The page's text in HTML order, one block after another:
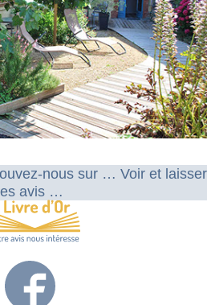
nous sur … Voir et laisser
avis …